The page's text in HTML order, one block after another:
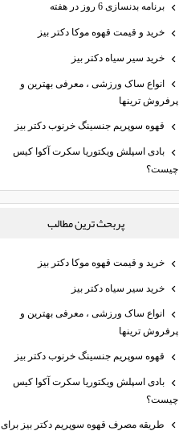
برنامه بدنسازی 6 روز در هفته
خرید و قیمت قهوه موکا دکتر بیز
خرید سیر سیاه دکتر بیز
انواع ساک ورزشی ، معرفی بهترین و
پرفروش ترینها
قهوه سوپریم جنسینگ خرنوب دکتر بیز
بادی اسپلش ویکتوریا سکرت آکوا کیس
چیست؟
پربحث ترين مطالب
خرید و قیمت قهوه موکا دکتر بیز
خرید سیر سیاه دکتر بیز
انواع ساک ورزشی ، معرفی بهترین و
پرفروش ترینها
قهوه سوپریم جنسینگ خرنوب دکتر بیز
بادی اسپلش ویکتوریا سکرت آکوا کیس
چیست؟
طریقه مصرف قهوه سوپریم دکتر بیز برای